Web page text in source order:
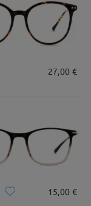
27,00 €
15,00 €